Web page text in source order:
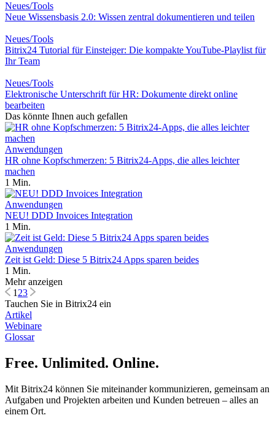
Neues/Tools
Neue Wissensbasis 2.0: Wissen zentral dokumentieren und teilen
Neues/Tools
Bitrix24 Tutorial für Einsteiger: Die kompakte YouTube-Playlist für
Ihr Team
Neues/Tools
Elektronische Unterschrift für HR: Dokumente direkt online
bearbeiten
Das könnte Ihnen auch gefallen
Anwendungen
HR ohne Kopfschmerzen: 5 Bitrix24-Apps, die alles leichter
machen
1 Min.
Anwendungen
NEU! DDD Invoices Integration
1 Min.
Anwendungen
Zeit ist Geld: Diese 5 Bitrix24 Apps sparen beides
1 Min.
Mehr anzeigen
123
Tauchen Sie in Bitrix24 ein
Artikel
Webinare
Glossar
Free. Unlimited. Online.
Mit Bitrix24 können Sie miteinander kommunizieren, gemeinsam an
Aufgaben und Projekten arbeiten und Kunden betreuen – alles an
einem Ort.